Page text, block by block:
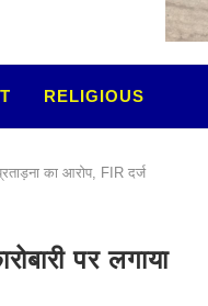
RELIGIOUS
का आरोप, FIR दर्ज
पर लगाया